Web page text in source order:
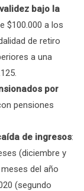
bajo la
$100.000 a los
de retiro
a una
por
pensiones
de ingresos:
(diciembre y
del año
(segundo